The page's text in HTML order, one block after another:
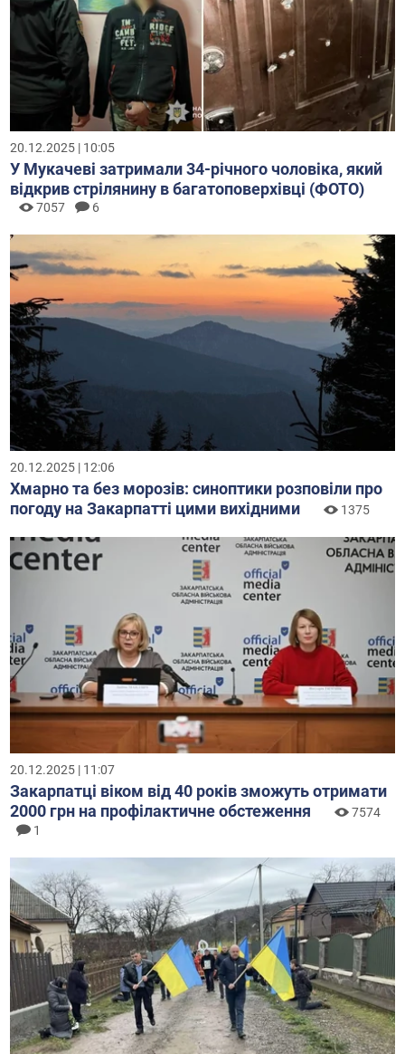
20.12.2025 | 10:05
У Мукачеві затримали 34-річного чоловіка, який
відкрив стрілянину в багатоповерхівці (ФОТО)
7057 6
20.12.2025 | 12:06
Хмарно та без морозів: синоптики розповіли про
погоду на Закарпатті цими вихідними
1375
20.12.2025 | 11:07
Закарпатці віком від 40 років зможуть отримати
2000 грн на профілактичне обстеження
7574
1